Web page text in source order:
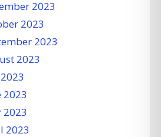
2023
2023
2023
2023
2023
2023
2023